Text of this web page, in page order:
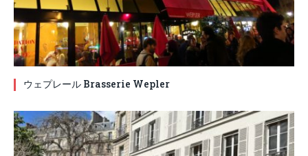
ウェプレール Brasserie Wepler